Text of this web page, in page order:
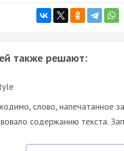
также решают:
слово, напечатанное
содержанию текста.